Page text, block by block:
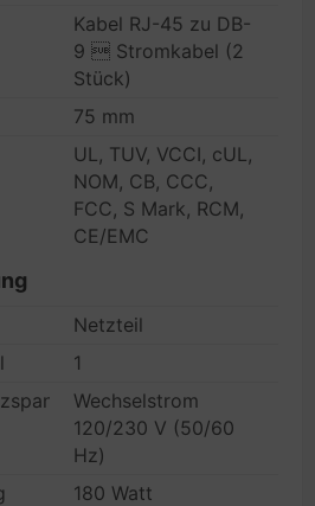
Kabel RJ-45 zu DB-
9  Stromkabel (2
Stück)
75 mm
UL, TUV, VCCI, cUL,
NOM, CB, CCC,
FCC, S Mark, RCM,
CE/EMC
Netzteil
1
Wechselstrom
120/230 V (50/60
Hz)
180 Watt